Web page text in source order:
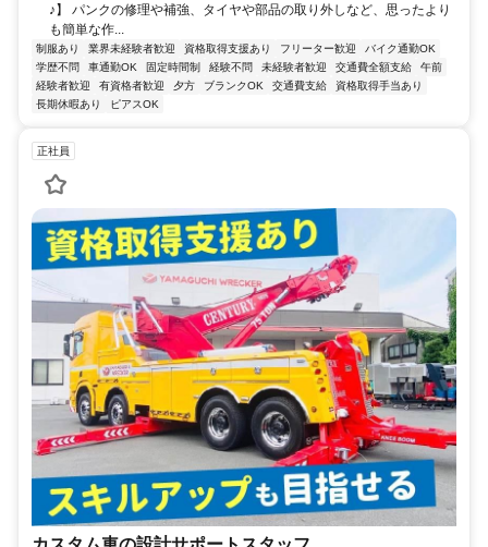
♪】 パンクの修理や補強、タイヤや部品の取り外しなど、思ったより
も簡単な作...
制服あり 業界未経験者歓迎 資格取得支援あり フリーター歓迎
バイク通勤OK
学歴不問
車通勤OK 固定時間制 経験不問 未経験者歓迎 交通費全額支給
午前
経験者歓迎
有資格者歓迎 夕方 ブランクOK 交通費支給
資格取得手当あり
長期休暇あり
ピアスOK
正社員